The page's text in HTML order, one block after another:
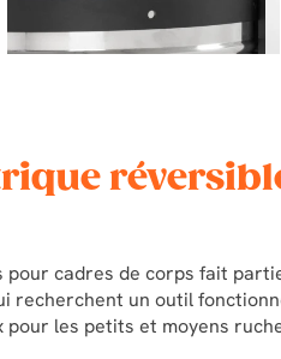
cadres de corps fait
recherchent un outil
les petits et moyens